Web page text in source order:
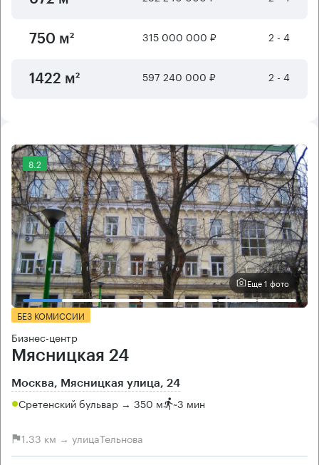
750 м² 315 000 000 ₽ 2 - 4
1422 м² 597 240 000 ₽ 2 - 4
8.2
Еще 1 фото
БЕЗ КОМИССИИ
Бизнес-центр
Мясницкая 24
Москва, Мясницкая улица, 24
Сретенский бульвар → 350 м ~3 мин
1.33 км → улицаТельнова